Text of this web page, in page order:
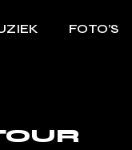
FOTO’S